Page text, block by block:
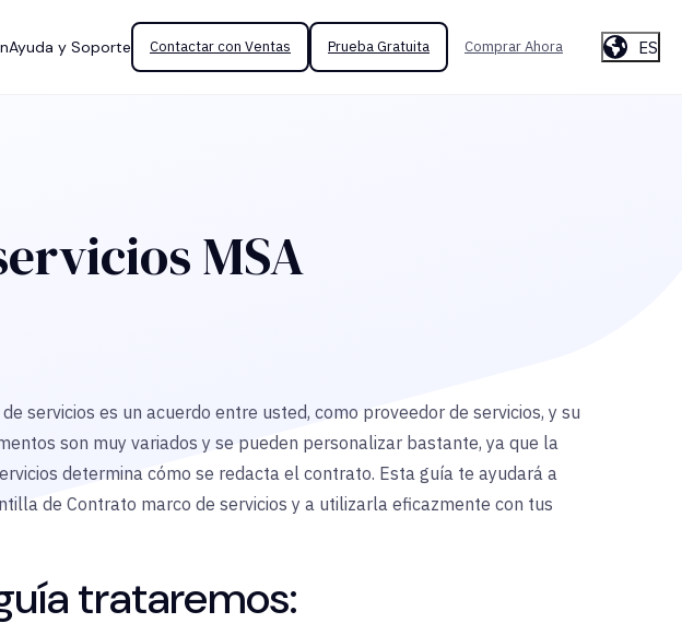
Ayuda y Soporte Contactar con Ventas Prueba Gratuita Comprar Ahora ES
MSA
servicios es un acuerdo entre usted, como proveedor de servicios, y su
son muy variados y se pueden personalizar bastante, ya que la
determina cómo se redacta el contrato. Esta guía te ayudará a
de Contrato marco de servicios y a utilizarla eficazmente con tus
trataremos: